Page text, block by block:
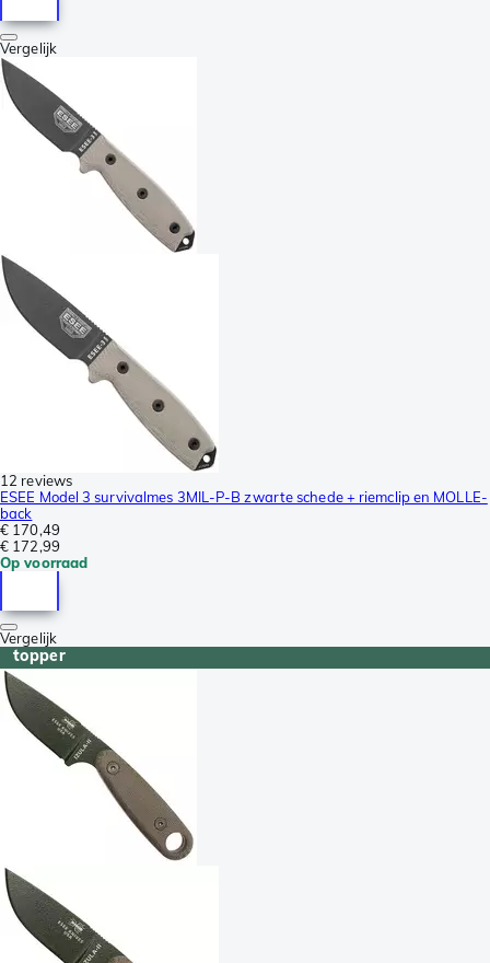
Vergelijk
12 reviews
ESEE Model 3 survivalmes 3MIL-P-B zwarte schede + riemclip en MOLLE-
back
€ 170,49
€ 172,99
Op voorraad
Vergelijk
topper